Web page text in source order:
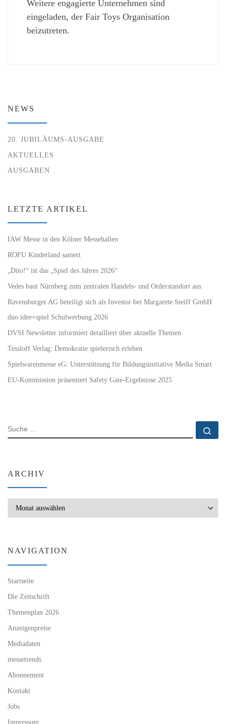
Weitere engagierte Unternehmen sind
eingeladen, der Fair Toys Organisation
beizutreten.
NEWS
20. JUBILÄUMS-AUSGABE
AKTUELLES
AUSGABEN
LETZTE ARTIKEL
IAW Messe in den Kölner Messehallen
ROFU Kinderland saniert
„Dito!“ ist das „Spiel des Jahres 2026“
Vedes baut Nürnberg zum zentralen Handels- und Orderstandort aus
Ravensburger AG beteiligt sich als Investor bei Margarete Steiff GmbH
duo idee+spiel Schulwerbung 2026
DVSI Newsletter informiert detailliert über aktuelle Themen
Tessloff Verlag: Demokratie spielerisch erleben
Spielwarenmesse eG: Unterstützung für Bildungsinitiative Media Smart
EU-Kommission präsentiert Safety Gate-Ergebnisse 2025
SUCHE
ARCHIV
NAVIGATION
Startseite
Die Zeitschrift
Themenplan 2026
Anzeigenpreise
Mediadaten
messetrends
Abonnement
Kontakt
Jobs
Impressum